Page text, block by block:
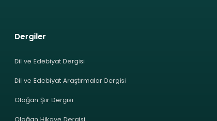
Dergiler
Dil ve Edebiyat Dergisi
Dil ve Edebiyat Araştırmalar Dergisi
Olağan Şiir Dergisi
Olağan Hikaye Dergisi